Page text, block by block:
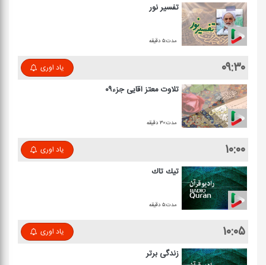
تفسیر نور
مدت:۵ دقیقه
۰۹:۳۰ یاد اوری
تلاوت معتز آقایی جزء۰۹
مدت:۳۰ دقیقه
۱۰:۰۰ یاد اوری
تیك تاك
مدت:۵ دقیقه
۱۰:۰۵ یاد اوری
زندگی برتر